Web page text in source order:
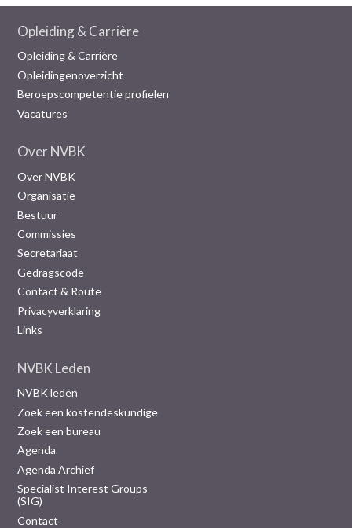
Opleiding & Carrière
Opleiding & Carrière
Opleidingenoverzicht
Beroepscompetentie profielen
Vacatures
Over NVBK
Over NVBK
Organisatie
Bestuur
Commissies
Secretariaat
Gedragscode
Contact & Route
Privacyverklaring
Links
NVBK Leden
NVBK leden
Zoek een kostendeskundige
Zoek een bureau
Agenda
Agenda Archief
Specialist Interest Groups
(SIG)
Contact